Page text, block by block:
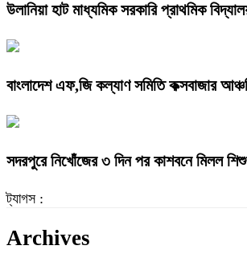
উলানিয়া হাট মাধ্যমিক সরকারি প্রাথমিক
বাংলাদেশ এফ,জি কল্যাণ সমিতি কক্সবাজার
সদরপুরে নিখোঁজের ৩ দিন পর কাশবনে মিলল
ট্যাগস :
Archives